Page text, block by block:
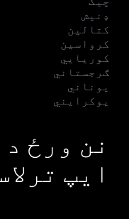
ډنیش
کتالین
کرواسین
کوریایي
ګرجستاني
یوناني
یوکرایني
نن ورځ
ایپ